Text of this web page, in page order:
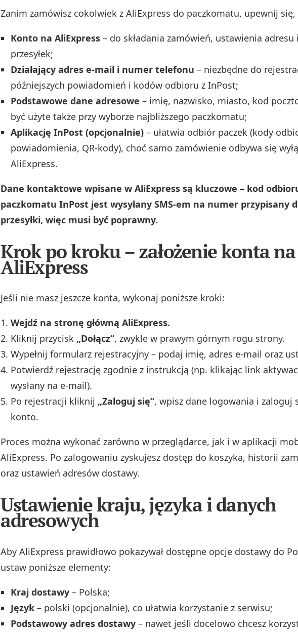
Zanim zamówisz cokolwiek z AliExpress do paczkomatu, upewnij się,
Konto na AliExpress – do składania zamówień, ustawienia adresu
przesyłek;
Działający adres e‑mail i numer telefonu – niezbędne do
późniejszych powiadomień i kodów odbioru z InPost;
Podstawowe dane adresowe – imię, nazwisko, miasto, kod
być użyte także przy wyborze najbliższego paczkomatu;
Aplikację InPost (opcjonalnie) – ułatwia odbiór paczek (kody
powiadomienia, QR‑kody), choć samo zamówienie odbywa się
AliExpress.
Dane kontaktowe wpisane w AliExpress są kluczowe – kod
paczkomatu InPost jest wysyłany SMS-em na numer przypisany
przesyłki, więc musi być poprawny.
Krok po kroku – założenie konta na
AliExpress
Jeśli nie masz jeszcze konta, wykonaj poniższe kroki:
Wejdź na stronę główną AliExpress.
Kliknij przycisk „Dołącz”, zwykle w prawym górnym rogu strony.
Wypełnij formularz rejestracyjny – podaj imię, adres e‑mail oraz
Potwierdź rejestrację zgodnie z instrukcją (np. klikając link
wysłany na e‑mail).
Po rejestracji kliknij „Zaloguj się”, wpisz dane logowania i zaloguj
konto.
Proces można wykonać zarówno w przeglądarce, jak i w aplikacji
AliExpress. Po zalogowaniu zyskujesz dostęp do koszyka, historii
oraz ustawień adresów dostawy.
Ustawienie kraju, języka i danych
adresowych
Aby AliExpress prawidłowo pokazywał dostępne opcje dostawy do
ustaw poniższe elementy:
Kraj dostawy – Polska;
Język – polski (opcjonalnie), co ułatwia korzystanie z serwisu;
Podstawowy adres dostawy – nawet jeśli docelowo chcesz